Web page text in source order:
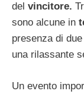
del vincitore.
sono alcune in
presenza di
una rilassante
Un evento